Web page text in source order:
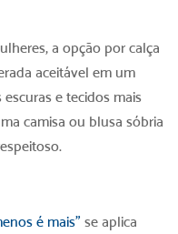
a opção por calça
aceitável em um
e tecidos mais
camisa ou blusa sóbria
é mais” se aplica